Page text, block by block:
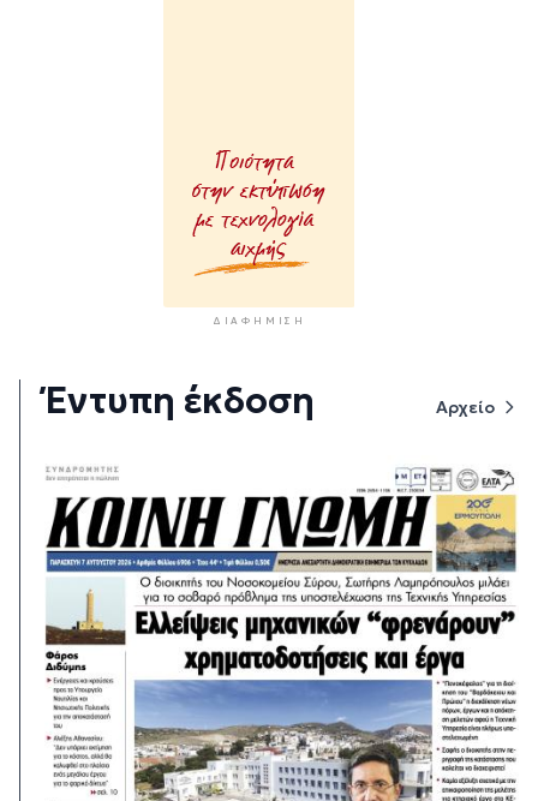
ΔΙΑΦΉΜΙΣΗ
Έντυπη έκδοση Αρχείο